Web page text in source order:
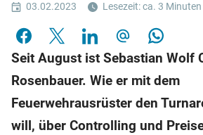
03.02.2023 Lesezeit: ca. 3 Minuten
Seit August ist Sebastian Wolf
Rosenbauer. Wie er mit dem
Feuerwehrausrüster den
will, über Controlling und